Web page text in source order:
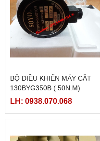
BỘ ĐIỀU KHIỂN MÁY CẮT
130BYG350B ( 50N.M)
LH: 0938.070.068